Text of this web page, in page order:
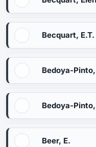
Becquart, E.T.
Bedoya-
Bedoya-
Beer, E.